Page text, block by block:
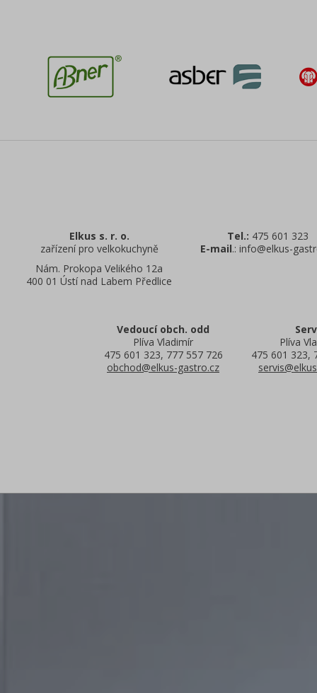
Elkus s. r. o.
zařízení pro velkokuchyně
Nám. Prokopa Velikého 12a
400 01 Ústí nad Labem Předlice
Tel.: 475 601 323
E-mail.: info@elkus-
Vedoucí obch. odd
Plíva Vladimír
475 601 323, 777 557 726
obchod@elkus-gastro.cz
Plíva
475 601 323,